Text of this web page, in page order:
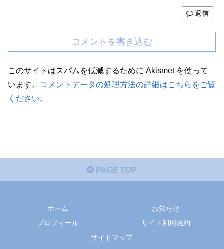
返信
コメントを書き込む
このサイトはスパムを低減するために Akismet を使って
います。
コメントデータの処理方法の詳細はこちらをご覧
ください。
PAGE TOP
ホーム
お知らせ
プロフィール
サイト利用規約
サイトマップ